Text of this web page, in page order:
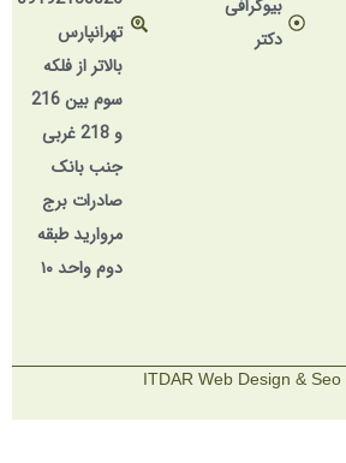
بیوگرافی
دکتر
تهرانپارس
بالاتر از فلکه
سوم بین 216
و 218 غربی
جنب بانک
صادرات برج
مروارید طبقه
دوم واحد ۱۰